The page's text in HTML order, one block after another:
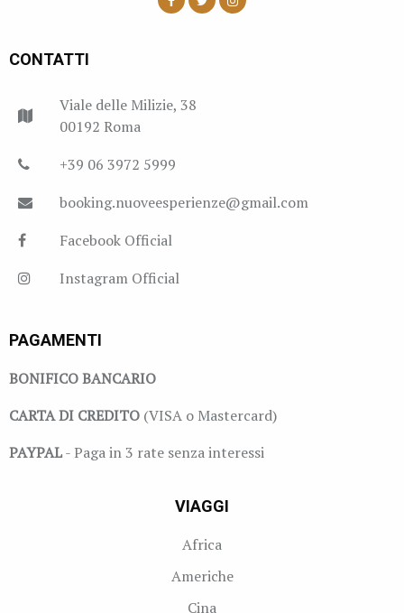
CONTATTI
Viale delle Milizie, 38
00192 Roma
+39 06 3972 5999
booking.nuoveesperienze@gmail.com
Facebook Official
Instagram Official
PAGAMENTI
BONIFICO BANCARIO
CARTA DI CREDITO (VISA o Mastercard)
PAYPAL- Paga in 3 rate senza interessi
VIAGGI
Africa
Americhe
Cina